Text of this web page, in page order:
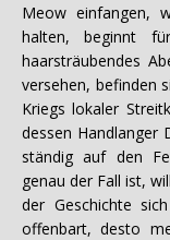
Meow einfangen,
halten, beginnt
haarsträubendes
versehen, befinden
Kriegs lokaler
dessen Handlanger
ständig auf den
genau der Fall ist,
der Geschichte
offenbart, desto